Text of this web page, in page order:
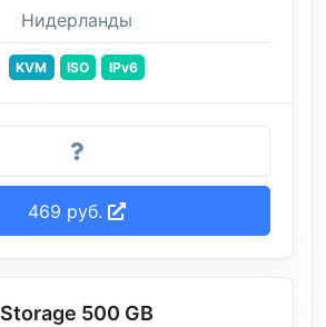
Нидерланды
KVM ISO IPv6
469 руб.
Storage 500 GB